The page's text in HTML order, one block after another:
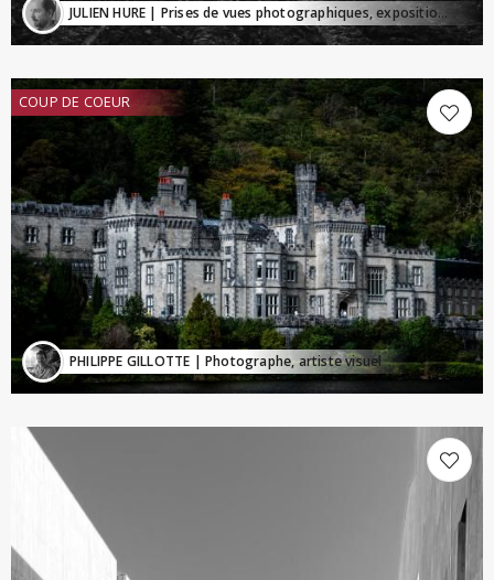
JULIEN HURE | Prises de vues photographiques, expositions d'ambiances photographiques, ventes de tirages photographiques
COUP DE COEUR
PHILIPPE GILLOTTE | Photographe, artiste visuel